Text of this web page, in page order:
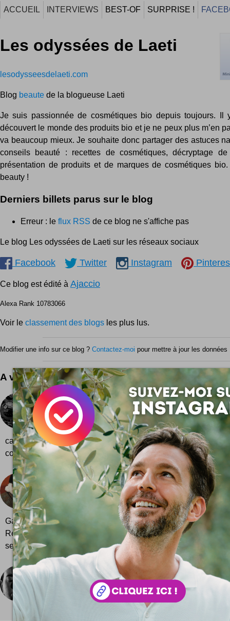
ACCUEIL INTERVIEWS BEST-OF SURPRISE !
Les odyssées de Laeti
lesodysseesdelaeti.com
Blog beaute de la blogueuse Laeti
Je suis passionnée de cosmétiques bio depuis toujours. Il
découvert le monde des produits bio et je ne peux plus m’en
va beaucoup mieux. Je souhaite donc partager des astuces
conseils beauté : recettes de cosmétiques, décryptage de
présentation de produits et de marques de cosmétiques
beauty !
Derniers billets parus sur le blog
Erreur : le flux RSS de ce blog ne s'affiche pas
Le blog Les odyssées de Laeti sur les réseaux sociaux
Facebook Twitter Instagram
Ce blog est édité à Ajaccio
Alexa Rank 10783066
Voir le classement des blogs les plus lus.
Modifier une info sur ce blog ? Contactez-moi pour mettre à jour les données
A voir aussi ...
Interview : Sébastien Billard met du SEO dans
Le blogging, le référencement, Google, les
autant de sujets évoqués avec Sébastien Billard
café virtuel :) Sébastien Billard est Consultant SEO
connu sur la toile pour ses blagues ou brèves...
Le Pis-aller
Le Pis-aller, c’est : un photographe, Jacques
sculpteur-graveur, Alban Caumont et un
Gasset. A eux trois ils se payent la culture dans une
Regardez ! Exposition Les Belles images du Pis-Aller
septembre 2009 à la Galerie La Mauvaise Réputat...
Code rouge Parce que ça fait 30 ans [clip]
Fulgurant, poignant, épatant ! Un clip longue
message à passer. Regardez !